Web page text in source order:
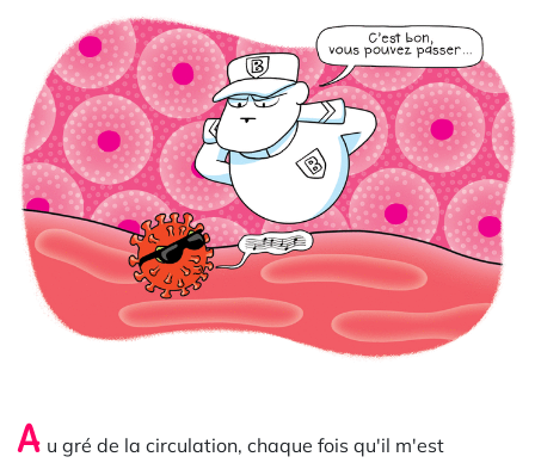
A u gré de la circulation, chaque fois qu'il m'est